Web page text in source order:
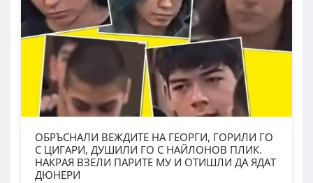
ОБРЪСНАЛИ ВЕЖДИТЕ НА ГЕОРГИ, ГОРИЛИ ГО
С ЦИГАРИ, ДУШИЛИ ГО С НАЙЛОНОВ ПЛИК.
НАКРАЯ ВЗЕЛИ ПАРИТЕ МУ И ОТИШЛИ ДА ЯДАТ
ДЮНЕРИ